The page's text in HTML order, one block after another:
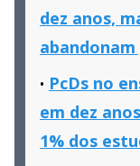
dez anos,
PcDs no
em dez
1% dos